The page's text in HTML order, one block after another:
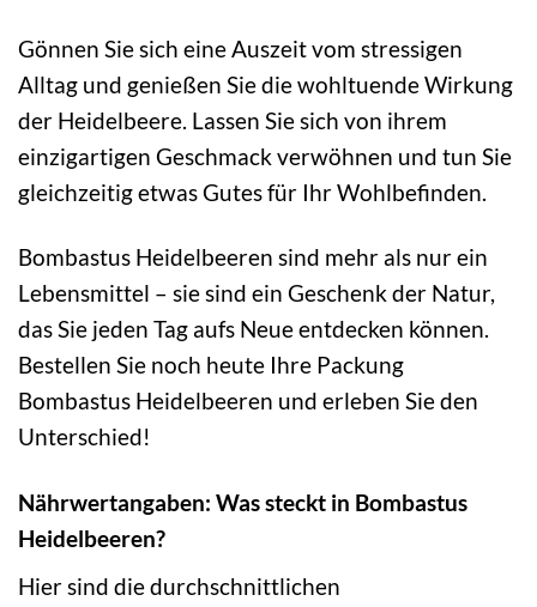
Gönnen Sie sich eine Auszeit vom stressigen
Alltag und genießen Sie die wohltuende Wirkung
der Heidelbeere. Lassen Sie sich von ihrem
einzigartigen Geschmack verwöhnen und tun Sie
gleichzeitig etwas Gutes für Ihr Wohlbefinden.
Bombastus Heidelbeeren sind mehr als nur ein
Lebensmittel – sie sind ein Geschenk der Natur,
das Sie jeden Tag aufs Neue entdecken können.
Bestellen Sie noch heute Ihre Packung
Bombastus Heidelbeeren und erleben Sie den
Unterschied!
Nährwertangaben: Was steckt in Bombastus
Heidelbeeren?
Hier sind die durchschnittlichen